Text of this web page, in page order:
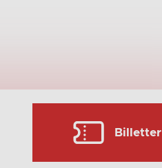
Billetter